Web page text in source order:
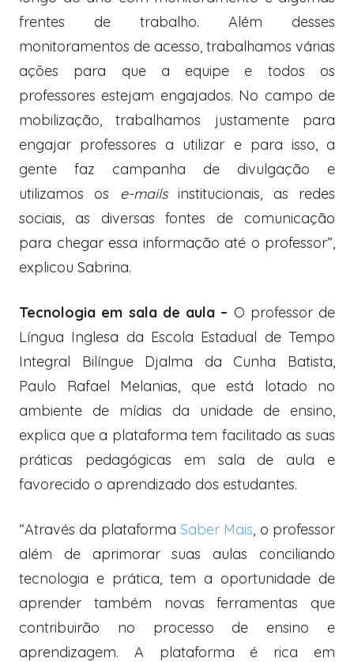
frentes de trabalho. Além desses
monitoramentos de acesso, trabalhamos várias
ações para que a equipe e todos os
professores estejam engajados. No campo de
mobilização, trabalhamos justamente para
engajar professores a utilizar e para isso, a
gente faz campanha de divulgação e
utilizamos os e-mailsinstitucionais, as redes
sociais, as diversas fontes de comunicação
para chegar essa informação até o professor”,
explicou Sabrina.
Tecnologia em sala de aula – O professor de
Língua Inglesa da Escola Estadual de Tempo
Integral Bilíngue Djalma da Cunha Batista,
Paulo Rafael Melanias, que está lotado no
ambiente de mídias da unidade de ensino,
explica que a plataforma tem facilitado as suas
práticas pedagógicas em sala de aula e
favorecido o aprendizado dos estudantes.
“Através da plataforma Saber Mais, o professor
além de aprimorar suas aulas conciliando
tecnologia e prática, tem a oportunidade de
aprender também novas ferramentas que
contribuirão no processo de ensino e
aprendizagem. A plataforma é rica em